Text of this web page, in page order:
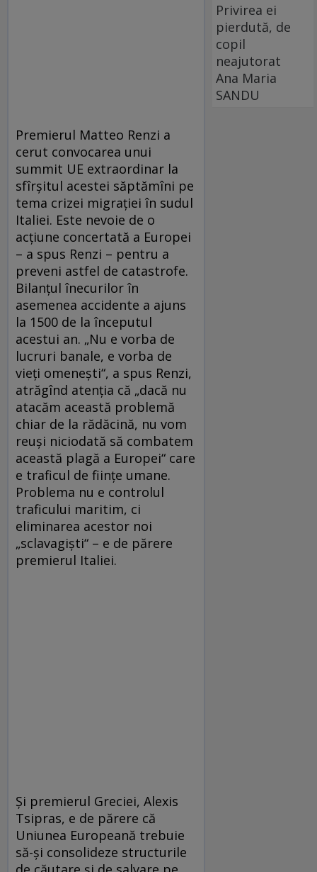
Premierul Matteo Renzi a
cerut convocarea unui
summit UE extraordinar la
sfîrşitul acestei săptămîni pe
tema crizei migraţiei în sudul
Italiei. Este nevoie de o
acţiune concertată a Europei
– a spus Renzi – pentru a
preveni astfel de catastrofe.
Bilanţul înecurilor în
asemenea accidente a ajuns
la 1500 de la începutul
acestui an. „Nu e vorba de
lucruri banale, e vorba de
vieţi omeneşti“, a spus Renzi,
atrăgînd atenţia că „dacă nu
atacăm această problemă
chiar de la rădăcină, nu vom
reuşi niciodată să combatem
această plagă a Europei“ care
e traficul de fiinţe umane.
Problema nu e controlul
traficului maritim, ci
eliminarea acestor noi
„sclavagişti“ – e de părere
premierul Italiei.
Şi premierul Greciei, Alexis
Tsipras, e de părere că
Uniunea Europeană trebuie
să-şi consolideze structurile
Privirea ei
pierdută, de
copil
neajutorat
Ana Maria
SANDU